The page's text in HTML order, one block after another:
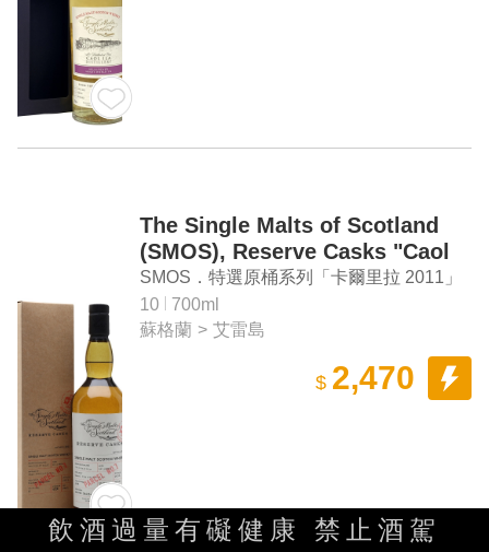
The Single Malts of Scotland
(SMOS), Reserve Casks "Caol
Ila 2011" Single Malt Scotch
Whisky
SMOS．特選原桶系列「卡爾里拉 2011」
單一麥芽蘇格蘭威士忌
10
700ml
蘇格蘭 > 艾雷島
$ 2,470
飲酒過量有礙健康 禁止酒駕